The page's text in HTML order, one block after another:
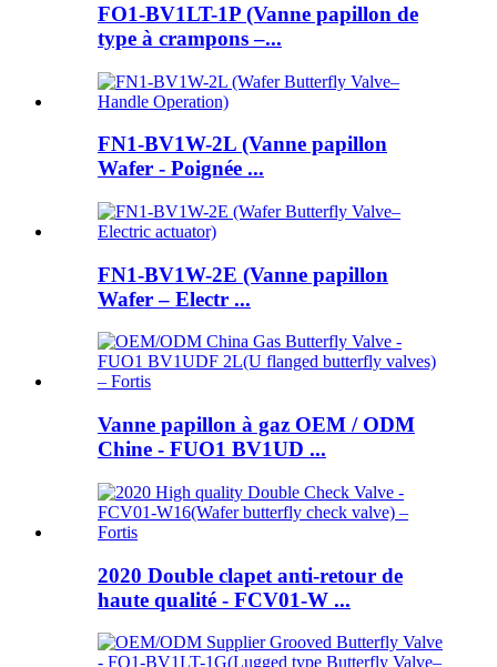
FO1-BV1LT-1P (Vanne papillon de
type à crampons –...
FN1-BV1W-2L (Vanne papillon
Wafer - Poignée ...
FN1-BV1W-2E (Vanne papillon
Wafer – Electr ...
Vanne papillon à gaz OEM / ODM
Chine - FUO1 BV1UD ...
2020 Double clapet anti-retour de
haute qualité - FCV01-W ​​...